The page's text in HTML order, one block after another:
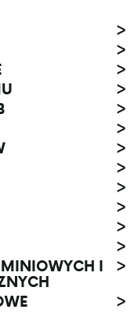
>
>
>
>
>
>
>
>
>
>
>
>
I
>
>